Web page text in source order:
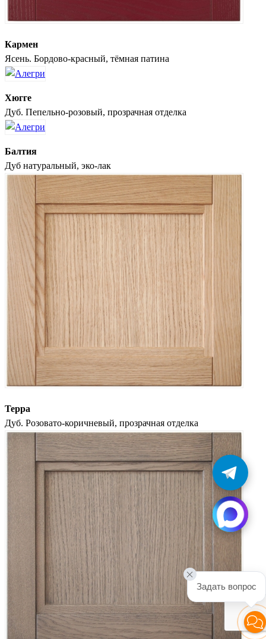
Кармен
Ясень. Бордово-красный, тёмная патина
Хюгге
Дуб. Пепельно-розовый, прозрачная отделка
Балтия
Дуб натуральный, эко-лак
Терра
Дуб. Розовато-коричневый, прозрачная отделка
Задать вопрос